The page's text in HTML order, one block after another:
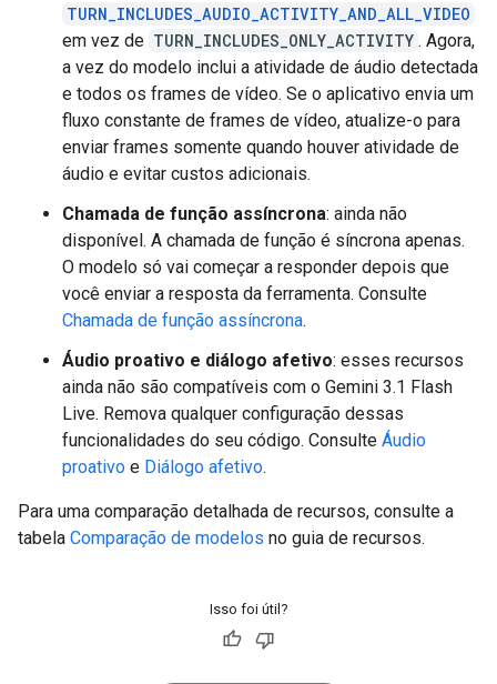
TURN_INCLUDES_AUDIO_ACTIVITY_AND_ALL_VIDEO
em vez de TURN_INCLUDES_ONLY_ACTIVITY . Agora,
a vez do modelo inclui a atividade de áudio detectada
e todos os frames de vídeo. Se o aplicativo envia um
fluxo constante de frames de vídeo, atualize-o para
enviar frames somente quando houver atividade de
áudio e evitar custos adicionais.
Chamada de função assíncrona: ainda não
disponível. A chamada de função é síncrona apenas.
O modelo só vai começar a responder depois que
você enviar a resposta da ferramenta. Consulte
Chamada de função assíncrona.
Áudio proativo e diálogo afetivo: esses recursos
ainda não são compatíveis com o Gemini 3.1 Flash
Live. Remova qualquer configuração dessas
funcionalidades do seu código. Consulte Áudio
proativo e Diálogo afetivo.
Para uma comparação detalhada de recursos, consulte a
tabela Comparação de modelos no guia de recursos.
Isso foi útil?